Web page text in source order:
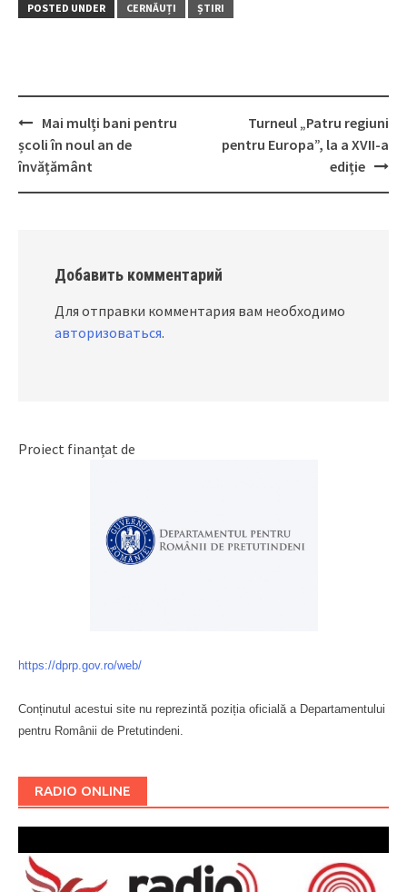
POSTED UNDER CERNĂUȚI ȘTIRI
Post
navigation
Mai mulți bani pentru
școli în noul an de
învățământ
Turneul „Patru regiuni
pentru Europa”, la a XVII-a
ediție
Добавить комментарий
Для отправки комментария вам необходимо
авторизоваться.
Proiect finanțat de
https://dprp.gov.ro/web/
Conținutul acestui site nu reprezintă poziția oficială a Departamentului
pentru Românii de Pretutindeni.
RADIO ONLINE